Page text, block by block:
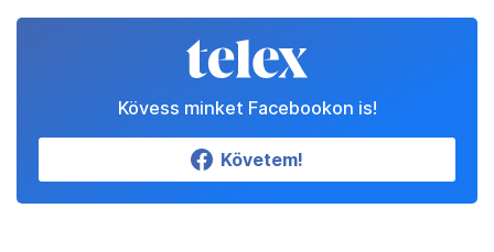
Kövess minket Facebookon is!
Követem!